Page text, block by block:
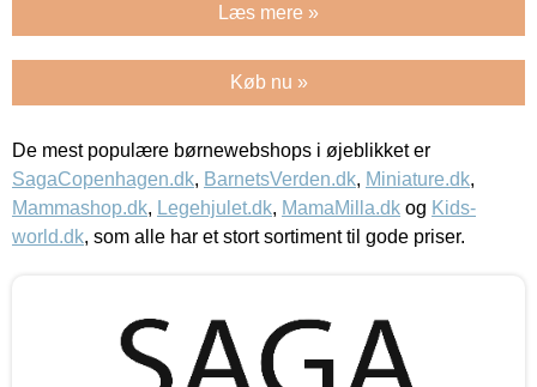
Læs mere »
Køb nu »
De mest populære børnewebshops i øjeblikket er
SagaCopenhagen.dk, BarnetsVerden.dk, Miniature.dk,
Mammashop.dk, Legehjulet.dk, MamaMilla.dk og Kids-
world.dk, som alle har et stort sortiment til gode priser.